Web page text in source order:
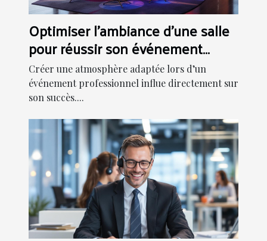
Optimiser l'ambiance d'une salle
pour réussir son événement
professionnel
Créer une atmosphère adaptée lors d’un
événement professionnel influe directement sur
son succès....